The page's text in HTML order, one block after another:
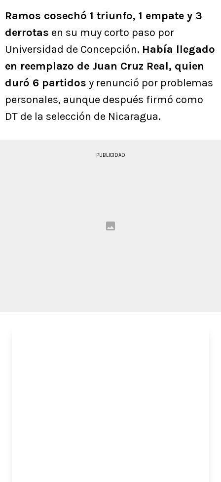
Ramos cosechó 1 triunfo, 1 empate y 3
derrotas en su muy corto paso por
Universidad de Concepción. Había llegado
en reemplazo de Juan Cruz Real, quien
duró 6 partidos y renunció por problemas
personales, aunque después firmó como
DT de la selección de Nicaragua.
PUBLICIDAD